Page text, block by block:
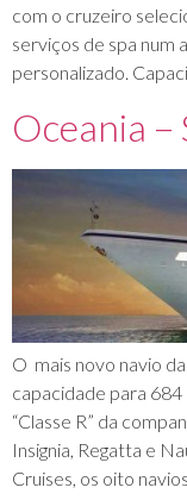
com o cruzeiro
serviços de spa num
personalizado.
Oceania –
O mais novo navio
capacidade para 684
“Classe R” da
Insignia, Regatta e
Cruises, os oito